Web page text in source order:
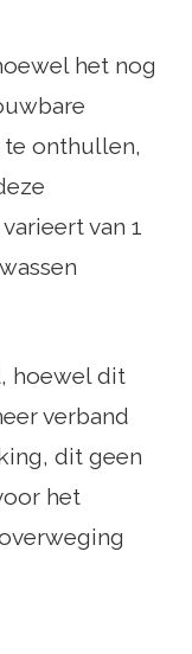
het nog
onthullen,
van 1
hoewel dit
verband
dit geen
het